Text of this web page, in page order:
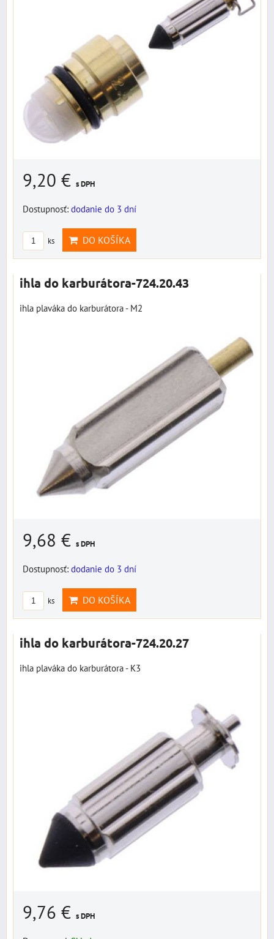
9,20 € s DPH
Dostupnosť: dodanie do 3 dní
ks DO KOŠÍKA
ihla do karburátora-724.20.43
ihla plaváka do karburátora - M2
9,68 € s DPH
Dostupnosť: dodanie do 3 dní
ks DO KOŠÍKA
ihla do karburátora-724.20.27
ihla plaváka do karburátora - K3
9,76 € s DPH